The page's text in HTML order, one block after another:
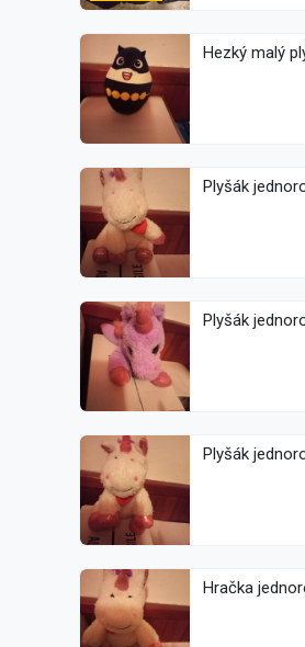
Hezký malý
Plyšák
Plyšák
Plyšák
Hračka